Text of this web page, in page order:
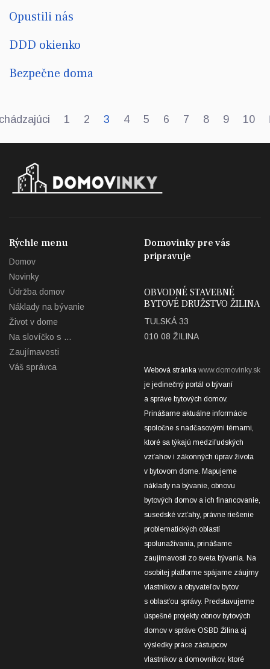
Opustili nás
DDD okienko
Bezpečne doma
1 2 3 4 5 6 7 8 9 10
Rýchle menu
Domov
Novinky
Údržba domov
Náklady na bývanie
Život v dome
Na slovíčko s ...
Zaujímavosti
Váš správca
Domovinky pre vás
pripravuje
OBVODNÉ STAVEBNÉ
BYTOVÉ DRUŽSTVO ŽILINA
TULSKÁ 33
010 08 ŽILINA
Webová stránka www.domovinky.sk
je jedinečný portál o bývaní
a správe bytových domov.
Prinášame aktuálne informácie
spoločne s nadčasovými témami,
ktoré sa týkajú medziľudských
vzťahov i zákonných úprav života
v bytovom dome. Mapujeme
náklady na bývanie, obnovu
bytových domov a ich financovanie,
susedské vzťahy, právne riešenie
problematických oblastí
spolunažívania, prinášame
zaujímavosti zo sveta bývania. Na
osobitej platforme spájame záujmy
vlastníkov a obyvateľov bytov
s oblasťou správy. Predstavujeme
úspešné projekty obnov bytových
domov v správe OSBD Žilina aj
výsledky práce zástupcov
vlastníkov a domovníkov, ktoré